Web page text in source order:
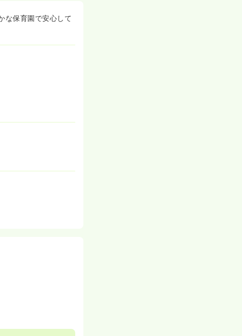
保育園で安心して